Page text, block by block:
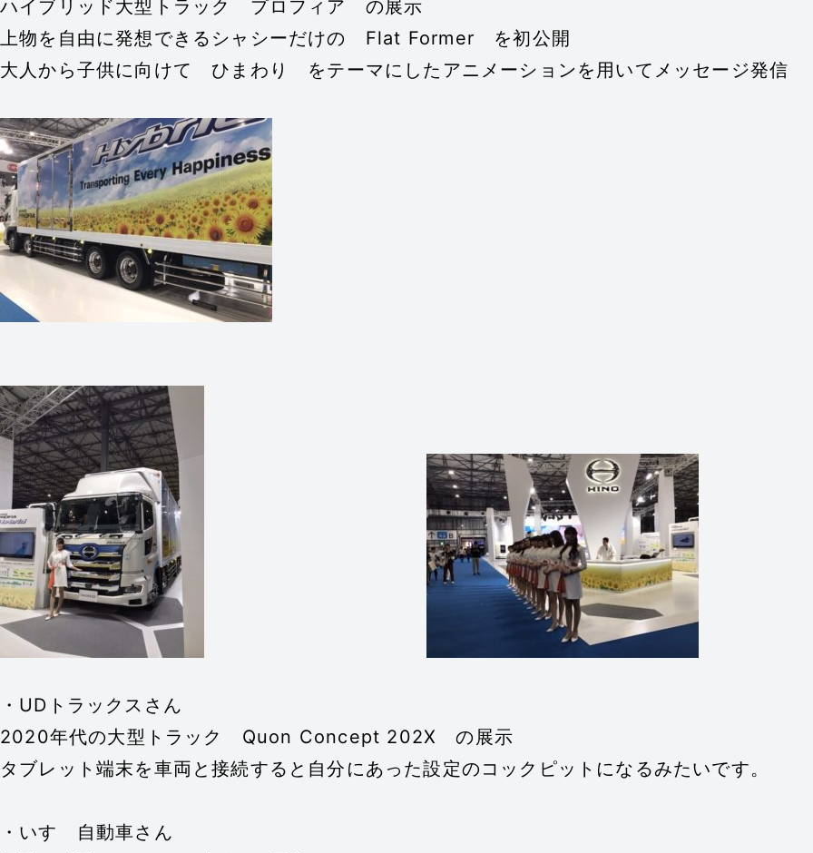
ハイブリッド大型トラック プロフィア の展示
上物を自由に発想できるシャシーだけの Flat Former を初公開
大人から子供に向けて ひまわり をテーマにしたアニメーションを用いてメッセージ発信
・UDトラックスさん
2020年代の大型トラック Quon Concept 202X の展示
タブレット端末を車両と接続すると自分にあった設定のコックピットになるみたいです。
・いすゞ自動車さん